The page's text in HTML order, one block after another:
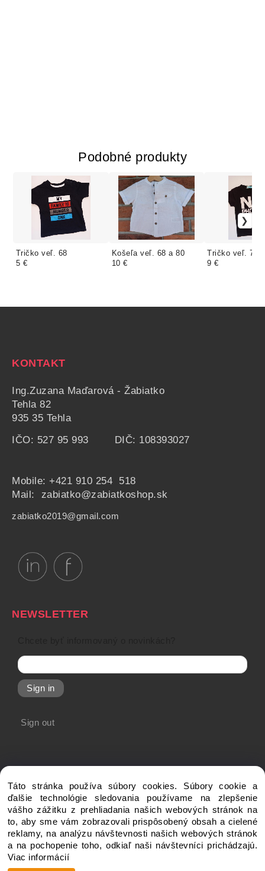
Podobné produkty
Tričko veľ. 68
5 €
Košeľa veľ. 68 a 80
10 €
Tričko veľ. 74
9 €
KONTAKT
Ing.Zuzana Maďarová - Žabiatko
Tehla 82
935 35 Tehla
IČO: 527 95 993 DIČ: 108393027
Mobile: +421 910 254 518
Mail: zabiatko@zabiatkoshop.sk
zabiatko2019@gmail.com
NEWSLETTER
Sign in
Sign out
Copyright © 20xx My-Shop.com, All rights reserved
Táto stránka používa súbory cookies. Súbory cookie a
ďalšie technológie sledovania používame na zlepšenie
vášho zážitku z prehliadania našich webových stránok na
to, aby sme vám zobrazovali prispôsobený obsah a cielené
reklamy, na analýzu návštevnosti našich webových stránok
a na pochopenie toho, odkiaľ naši návštevníci prichádzajú.
Viac informácií